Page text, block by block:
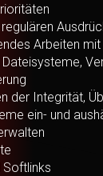
Arbeiten
der Integrität,
ein- und
Softlinks